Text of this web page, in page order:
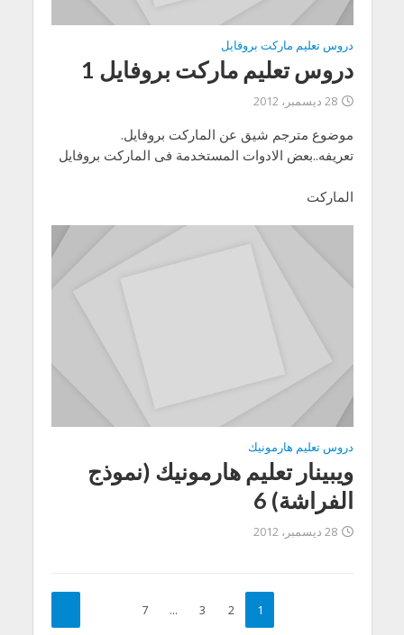
دروس تعليم ماركت بروفايل
دروس تعليم ماركت بروفايل 1
28 ديسمبر، 2012
موضوع مترجم شيق عن الماركت بروفايل.
تعريفه..بعض الادوات المستخدمة فى الماركت بروفايل
الماركت
دروس تعليم هارمونيك
ويبينار تعليم هارمونيك (نموذج
الفراشة) 6
28 ديسمبر، 2012
1
2
3
…
7